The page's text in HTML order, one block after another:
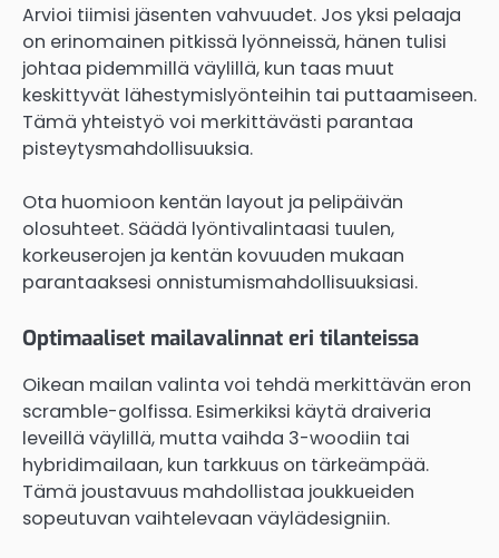
Arvioi tiimisi jäsenten vahvuudet. Jos yksi pelaaja
on erinomainen pitkissä lyönneissä, hänen tulisi
johtaa pidemmillä väylillä, kun taas muut
keskittyvät lähestymislyönteihin tai puttaamiseen.
Tämä yhteistyö voi merkittävästi parantaa
pisteytysmahdollisuuksia.
Ota huomioon kentän layout ja pelipäivän
olosuhteet. Säädä lyöntivalintaasi tuulen,
korkeuserojen ja kentän kovuuden mukaan
parantaaksesi onnistumismahdollisuuksiasi.
Optimaaliset mailavalinnat eri tilanteissa
Oikean mailan valinta voi tehdä merkittävän eron
scramble-golfissa. Esimerkiksi käytä draiveria
leveillä väylillä, mutta vaihda 3-woodiin tai
hybridimailaan, kun tarkkuus on tärkeämpää.
Tämä joustavuus mahdollistaa joukkueiden
sopeutuvan vaihtelevaan väylädesigniin.